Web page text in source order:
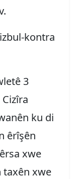
kontra
3
ku di
êrîşên
xwe
taxên xwe